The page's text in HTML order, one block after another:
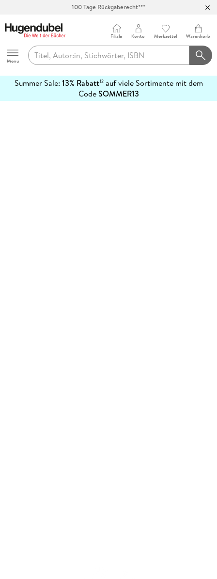
100 Tage Rückgaberecht***
Hugendubel
Menu
Filiale Konto Merkzettel Warenkorb
Summer Sale: 13% Rabatt12auf viele Sortimente mit dem
CodeSOMMER13
erfahren